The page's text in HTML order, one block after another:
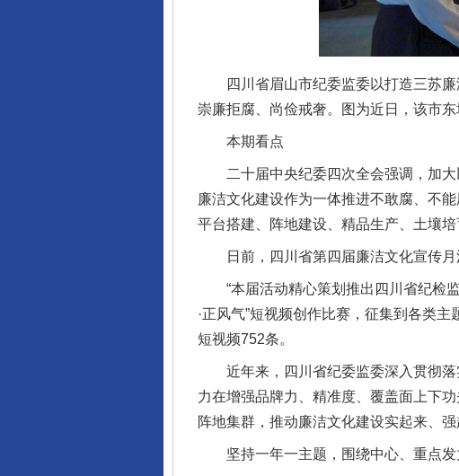
四川省眉山市纪委监委以打造三苏廉
崇廉拒腐、尚俭戒奢。图为近日，该市
本期看点
二十届中央纪委四次全会强调，加大
廉洁文化建设作为一体推进不敢腐、不
平台搭建、阵地建设、精品生产、土壤
日前，四川省第四届廉洁文化宣传月
“本届活动精心策划推出四川省纪检监
·正风气”短视频创作比赛，征集到各类
短视频752条。
近年来，四川省纪委监委深入贯彻落
力在增强品牌力、精准度、覆盖面上下
阵地集群，推动廉洁文化建设实起来、
坚持一年一主题，围绕中心、重点发